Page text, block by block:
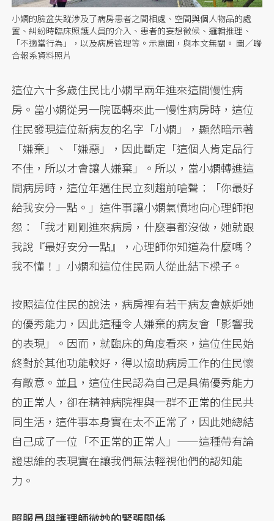
小嫻的臉盆失蹤涉及了病房患者之間相處、空間與個人物品的處
置、糾紛時臨床照護人員的介入、患者的妄想徵候、邏輯推理、
「不適當行為」，以及病房管理等。示意圖，與本文無關。 圖／聯
合報系資料照片
這位六十多歲住民比小嫻早兩年進來這間慢性病
房。當小嫻從另一院區轉來此一慢性病房時，這位
住民發現這位新病友的名字「小嫻」，顯然暗示著
「嫌棄」、「嫌惡」，因此斷定「這個人肯定品行
不佳，所以才會讓人嫌棄」。所以，當小嫻轉進這
間病房時，這位年邁住民立刻趨前嗆聲：「你最好
給我安分一點。」這件事讓小嫻氣憤地向心理師抱
怨：「我才剛剛進來病房，什麼事都沒做，她就跟
我說『最好安分一點』，心理師你知道為什麼嗎？
我不懂！」小嫻和這位住民兩人從此結下樑子。
按照這位住民的說法，病房裡有若干病友會嫉妒她
的優秀能力，因此這種令人嫌棄的病友會「影響我
的表現」。因而，就臨床的角度看來，這位住民始
終對於其他功能較好，得以協助病房工作的住民懷
有敵意。並且，這位住民認為自己是具備優秀能力
的正常人，卻在精神病院裡與一群不正常的住民共
同生活，這件事本身實在太不正常了，因此她總結
自己成了一位「不正常的正常人」——這種帶有論
證思維的表現實在讓我們無法輕視他們的認知能
力。